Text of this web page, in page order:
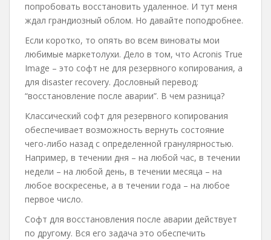
попробовать восстановить удаленное. И тут меня
ждал грандиозный облом. Но давайте поподробнее.
Если коротко, то опять во всем виноваты мои
любимые маркетолухи. Дело в том, что Acronis True
Image – это софт не для резервного копирования, а
для disaster recovery. Дословный перевод:
“восстановление после аварии”. В чем разница?
Классический софт для резервного копирования
обеспечивает возможность вернуть состояние
чего-либо назад с определенной гранулярностью.
Например, в течении дня – на любой час, в течении
недели – на любой день, в течении месяца – на
любое воскресенье, а в течении года – на любое
первое число.
Софт для восстановления после аварии действует
по другому. Вся его задача это обеспечить